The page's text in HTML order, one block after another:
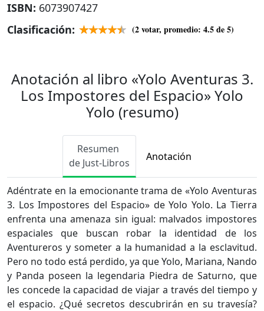
ISBN: 6073907427
Clasificación:
(2votar, promedio: 4.5de 5)
Anotación al libro «Yolo Aventuras 3.
Los Impostores del Espacio» Yolo
Yolo (resumo)
Resumen
de Just-Libros
Anotación
Adéntrate en la emocionante trama de «Yolo Aventuras
3. Los Impostores del Espacio» de Yolo Yolo. La Tierra
enfrenta una amenaza sin igual: malvados impostores
espaciales que buscan robar la identidad de los
Aventureros y someter a la humanidad a la esclavitud.
Pero no todo está perdido, ya que Yolo, Mariana, Nando
y Panda poseen la legendaria Piedra de Saturno, que
les concede la capacidad de viajar a través del tiempo y
el espacio. ¿Qué secretos descubrirán en su travesía?